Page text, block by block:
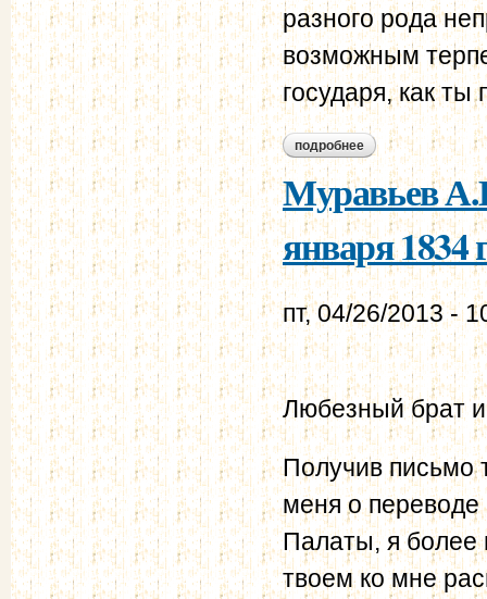
разного рода
возможным
государя, как
подробнее о муравьев а.н. -
Муравьев
января 1834
пт, 04/26/2013 -
Любезный брат
Получив письмо
меня о
Палаты, я более
твоем ко мне